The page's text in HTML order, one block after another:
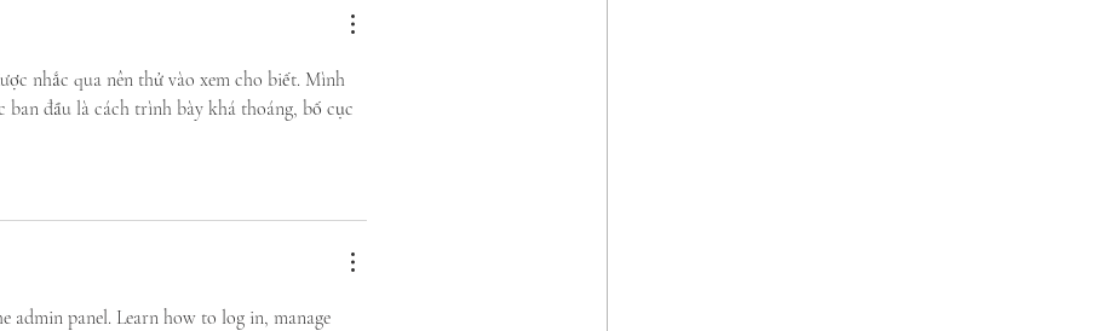
nhắc qua nên thử vào xem cho biết. Mình
ban đầu là cách trình bày khá thoáng, bố cục
admin panel. Learn how to log in, manage